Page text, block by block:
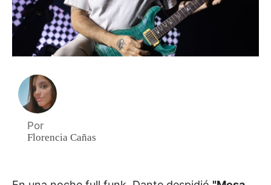
Por
Florencia Cañas